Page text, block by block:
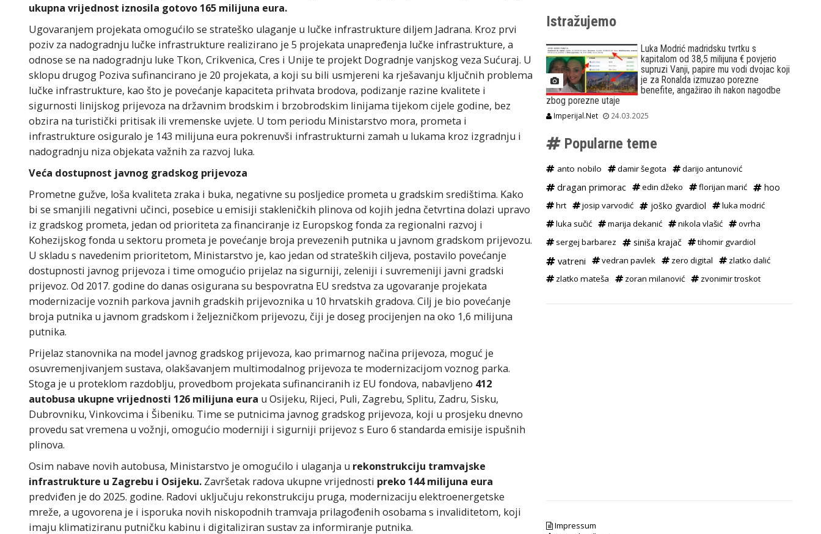
ukupna vrijednost iznosila gotovo 165 milijuna eura.
Ugovaranjem projekata omogućilo se strateško ulaganje u lučke infrastrukture diljem Jadrana. Kroz prvi
poziv za nadogradnju lučke infrastrukture realizirano je 5 projekata unapređenja lučke infrastrukture, a
odnose se na nadogradnju luke Tkon, Crikvenica, Cres i Unije te projekt Dogradnje vanjskog veza Sućuraj. U
sklopu drugog Poziva sufinancirano je 20 projekata, a koji su bili usmjereni ka rješavanju ključnih problema
lučke infrastrukture, kao što je povećanje kapaciteta prihvata brodova, podizanje razine kvalitete i
sigurnosti linijskog prijevoza na državnim brodskim i brzobrodskim linijama tijekom cijele godine, bez
obzira na turistički pritisak ili vremenske uvjete. U tom periodu Ministarstvo mora, prometa i
infrastrukture osiguralo je 143 milijuna eura pokrenuvši infrastrukturni zamah u lukama kroz izgradnju i
nadogradnju niza objekata važnih za razvoj luka.
Veća dostupnost javnog gradskog prijevoza
Prometne gužve, loša kvaliteta zraka i buka, negativne su posljedice prometa u gradskim središtima. Kako
bi se smanjili negativni učinci, posebice u emisiji stakleničkih plinova od kojih jedna četvrtina dolazi upravo
iz gradskog prometa, jedan od prioriteta za financiranje iz Europskog fonda za regionalni razvoj i
Kohezijskog fonda u sektoru prometa je povećanje broja prevezenih putnika u javnom gradskom prijevozu.
U skladu s navedenim prioritetom, Ministarstvo je, kao jedan od strateških ciljeva, postavilo povećanje
dostupnosti javnog prijevoza i time omogućio prijelaz na sigurniji, zeleniji i suvremeniji javni gradski
prijevoz. Od 2017. godine do danas osigurana su bespovratna EU sredstva za ugovaranje projekata
modernizacije voznih parkova javnih gradskih prijevoznika u 10 hrvatskih gradova. Cilj je bio povećanje
broja putnika u javnom gradskom i željezničkom prijevozu, čiji je doseg procijenjen na oko 1,6 milijuna
putnika.
Prijelaz stanovnika na model javnog gradskog prijevoza, kao primarnog načina prijevoza, moguć je
osuvremenjivanjem sustava, olakšavanjem multimodalnog prijevoza te modernizacijom voznog parka.
Stoga je u proteklom razdoblju, provedbom projekata sufinanciranih iz EU fondova, nabavljeno 412
autobusa ukupne vrijednosti 126 milijuna eura u Osijeku, Rijeci, Puli, Zagrebu, Splitu, Zadru, Sisku,
Dubrovniku, Vinkovcima i Šibeniku. Time se putnicima javnog gradskog prijevoza, koji u prosjeku dnevno
provedu sat vremena u vožnji, omogućio moderniji i sigurniji prijevoz s Euro 6 standarda emisije ispušnih
plinova.
Osim nabave novih autobusa, Ministarstvo je omogućilo i ulaganja u rekonstrukciju tramvajske
infrastrukture u Zagrebu i Osijeku. Završetak radova ukupne vrijednosti preko 144 milijuna eura
predviđen je do 2025. godine. Radovi uključuju rekonstrukciju pruga, modernizaciju elektroenergetske
mreže, a ugovorena je i isporuka novih niskopodnih tramvaja prilagođenih osobama s invaliditetom, koji
imaju klimatiziranu putničku kabinu i digitaliziran sustav za informiranje putnika.
Istražujemo
Luka Modrić madridsku tvrtku s
kapitalom od 38,5 milijuna € povjerio
supruzi Vanji, papire mu vodi dvojac koji
je za Ronalda izmuzao porezne
benefite, angažirao ih nakon nagodbe
zbog porezne utaje
Imperijal.Net 24.03.2025
Popularne teme
anto nobilo damir šegota darijo antunović
dragan primorac edin džeko florijan marić hoo
hrt josip varvodić joško gvardiol
luka modrić
luka sučić
marija dekanić nikola vlašić
ovrha
sergej barbarez
siniša krajač tihomir gvardiol
vatreni vedran pavlek zero digital
zlatko dalić
zlatko mateša
zoran milanović zvonimir troskot
Impressum